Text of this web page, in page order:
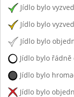
Jídlo bylo
Jídlo bylo
Jídlo bylo
Jídlo bylo
Jídlo bylo
Jídlo bylo